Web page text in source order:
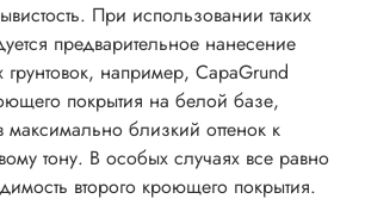
При использовании таких
предварительное нанесение
грунтовок, например, CapaGrund
покрытия на белой базе,
близкий оттенок к
тону. В особых случаях все равно
второго кроющего покрытия.